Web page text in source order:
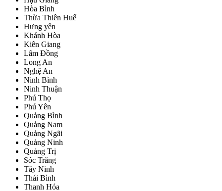
Hòa Bình
Thừa Thiên Huế
Hưng yên
Khánh Hòa
Kiên Giang
Lâm Đồng
Long An
Nghệ An
Ninh Bình
Ninh Thuận
Phú Thọ
Phú Yên
Quảng Bình
Quảng Nam
Quảng Ngãi
Quảng Ninh
Quảng Trị
Sóc Trăng
Tây Ninh
Thái Bình
Thanh Hóa